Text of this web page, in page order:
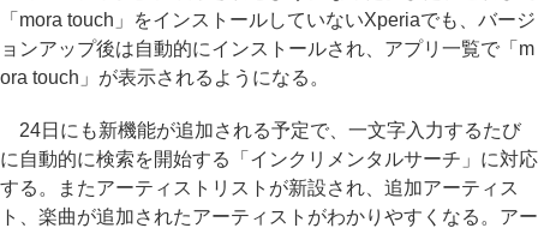
「mora touch」をインストールしていないXperiaでも、バージ
ョンアップ後は自動的にインストールされ、アプリ一覧で「m
ora touch」が表示されるようになる。
24日にも新機能が追加される予定で、一文字入力するたび
に自動的に検索を開始する「インクリメンタルサーチ」に対応
する。またアーティストリストが新設され、追加アーティス
ト、楽曲が追加されたアーティストがわかりやすくなる。アー